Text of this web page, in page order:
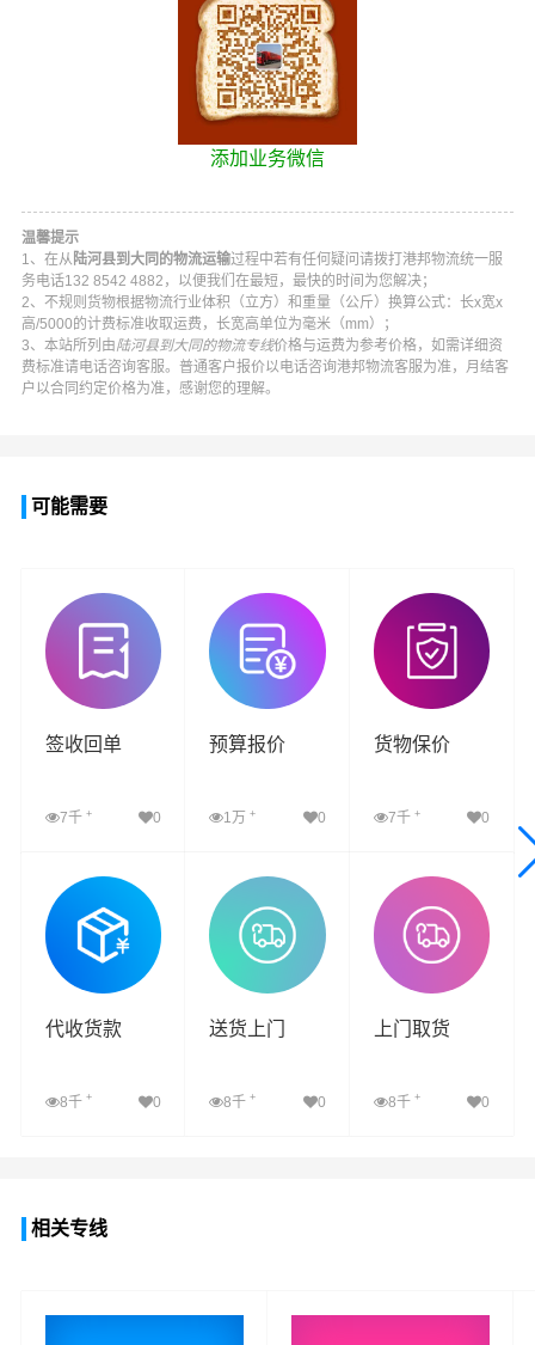
添加业务微信
温馨提示
1、在从 陆河县到大同的物流运输过程中若有任何疑问请拨打 港邦物流统一服
务电话132 8542 4882 ，以便我们在最短，最快的时间为您解决；
2、不规则货物根据物流行业体积（立方）和重量（公斤）换算公式：长x宽x
高/5000的计费标准收取运费，长宽高单位为毫米（mm）；
3、本站所列由陆河县到大同的物流专线价格与运费为参考价格，如需详细资
费标准请电话咨询客服。普通客户报价以电话咨询港邦物流客服为准，月结客
户以合同约定价格为准，感谢您的理解。
可能需要
签收回单
7千 + 0
查看详细
预算报价
1万+ 0
查看详细
货物保价
7千 + 0
查看详细
代收货款
8千 + 0
送货上门
8千+ 0
上门取货
8千 + 0
相关专线